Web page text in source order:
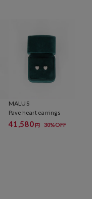
対象商品の通常販売（先
MALUS
Pave heart earrings
41,580円 30%OFF